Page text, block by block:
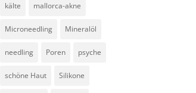
kälte mallorca-akne
Microneedling Mineralöl
needling Poren psyche
schöne Haut Silikone